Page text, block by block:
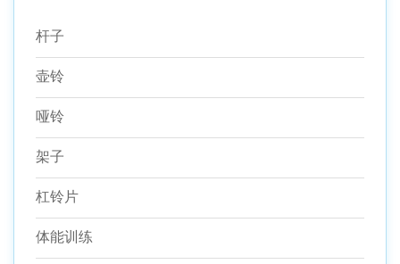
杆子
壶铃
哑铃
架子
杠铃片
体能训练